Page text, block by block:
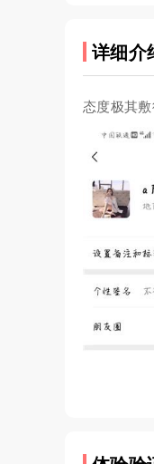
详细介
态度极其